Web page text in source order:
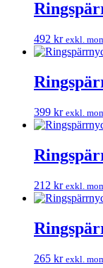
492 kr exkl.
399 kr exkl.
212 kr exkl.
265 kr exkl.